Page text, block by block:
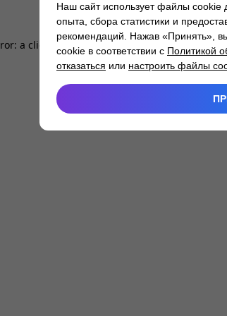
a client -side exception has occurred while
Наш сайт использует файлы cookie
опыта, сбора статистики и
рекомендаций. Нажав «Принять»,
cookie в соответствии с Политикой
отказаться или настроить файлы